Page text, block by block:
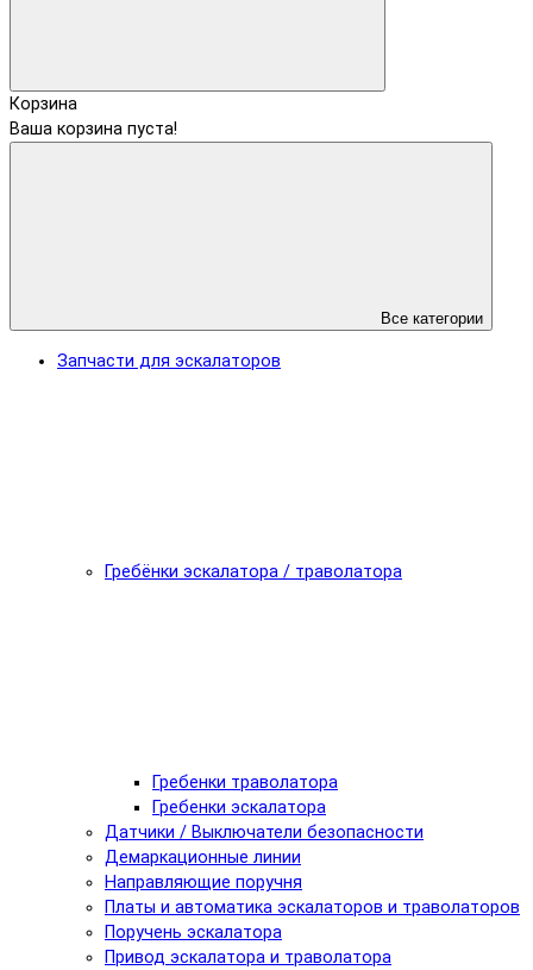
Корзина
Ваша корзина пуста!
Все категории
Запчасти для эскалаторов
Гребёнки эскалатора / траволатора
Гребенки траволатора
Гребенки эскалатора
Датчики / Выключатели безопасности
Демаркационные линии
Направляющие поручня
Платы и автоматика эскалаторов и траволаторов
Поручень эскалатора
Привод эскалатора и траволатора